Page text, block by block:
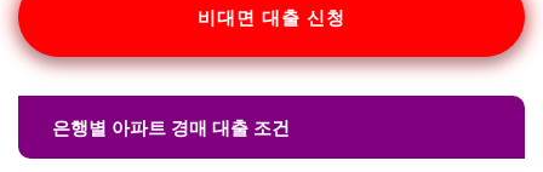
비대면 대출 신청
은행별 아파트 경매 대출 조건